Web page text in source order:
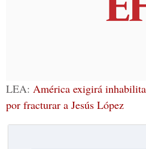
LEA: América exigirá
por fracturar a Jesús López